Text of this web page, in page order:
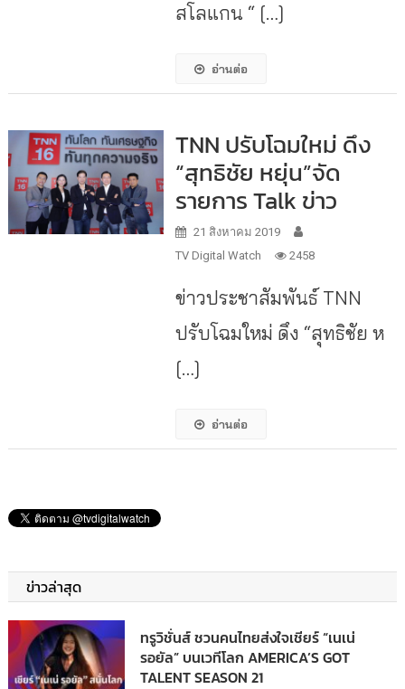
สโลแกน “ […]
อ่านต่อ
TNN ปรับโฉมใหม่ ดึง
“สุทธิชัย หยุ่น”จัด
รายการ Talk ข่าว
21 สิงหาคม 2019
TV Digital Watch
2458
ข่าวประชาสัมพันธ์ TNN
ปรับโฉมใหม่ ดึง “สุทธิชัย ห
[…]
อ่านต่อ
ข่าวล่าสุด
ทรูวิชั่นส์ ชวนคนไทยส่งใจเชียร์ “เนเน่
รอยัล” บนเวทีโลก AMERICA’S GOT
TALENT SEASON 21